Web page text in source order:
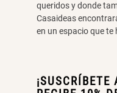
queridos y donde
Casaideas
en un espacio que te
¡SUSCRÍBETE